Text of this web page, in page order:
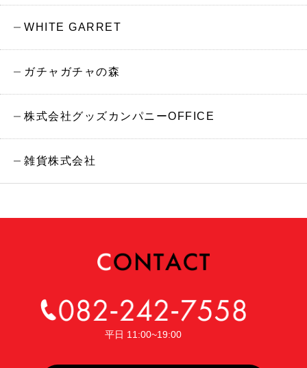
WHITE GARRET
ガチャガチャの森
株式会社グッズカンパニーOFFICE
雑貨株式会社
平日 11:00~19:00